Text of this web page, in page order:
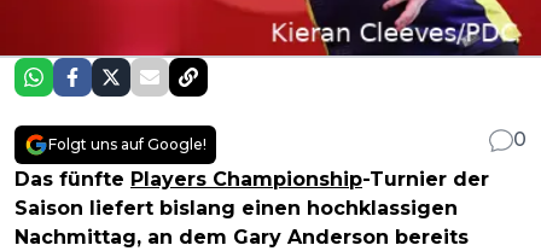
Folgt uns auf Google!
0
Das fünfte Players Championship-Turnier der
Saison liefert bislang einen hochklassigen
Nachmittag, an dem Gary Anderson bereits